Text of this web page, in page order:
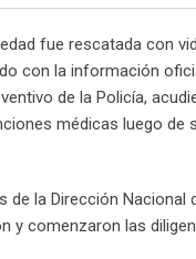
fue rescatada con
con la información
de la Policía,
médicas luego
la Dirección Nacional
comenzaron las